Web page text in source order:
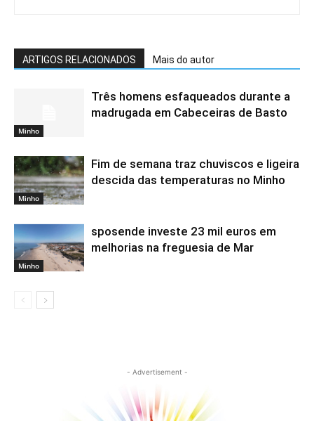
ARTIGOS RELACIONADOS Mais do autor
Minho
Três homens esfaqueados durante a
madrugada em Cabeceiras de Basto
Minho
Fim de semana traz chuviscos e ligeira
descida das temperaturas no Minho
Minho
sposende investe 23 mil euros em
melhorias na freguesia de Mar
- Advertisement -